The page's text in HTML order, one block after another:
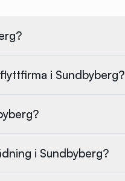
i Sundbyberg?
i Sundbyberg?